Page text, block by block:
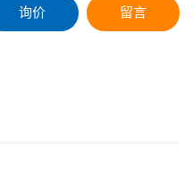
询价 留言